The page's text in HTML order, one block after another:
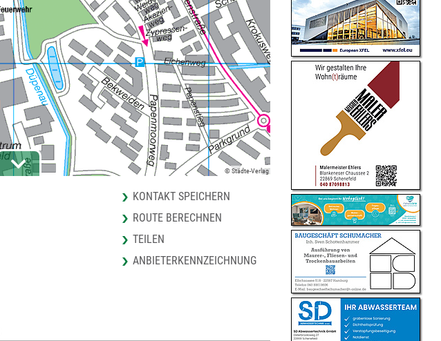
© Städte-Verlag
KONTAKT SPEICHERN
ROUTE BERECHNEN
TEILEN
ANBIETERKENNZEICHNUNG